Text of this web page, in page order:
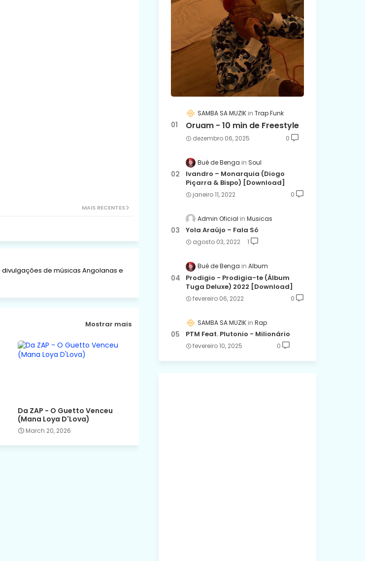
MAIS RECENTES
de músicas Angolanas e
Mostrar mais
Da ZAP - O Guetto Venceu
(Mana Loya D'Lova)
March 20, 2026
SAMBA SA MUZIK Trap Funk
Oruam - 10 min de Freestyle
dezembro 06, 2025 0
Bué de Benga Soul
Ivandro – Monarquia (Diogo
Piçarra & Bispo) [Download]
janeiro 11, 2022 0
Admin Oficial Musicas
Yola Araújo – Fala Só
agosto 03, 2022 1
Bué de Benga Album
Prodigio - Prodigia-te (Álbum
Tuga Deluxe) 2022 [Download]
fevereiro 06, 2022 0
SAMBA SA MUZIK Rap
PTM Feat. Plutonio - Milionário
fevereiro 10, 2025 0